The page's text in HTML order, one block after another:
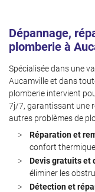
Dépannage,
plomberie à
Spécialisée dans une
Aucamville et dans
plomberie intervient
7j/7, garantissant une
autres problèmes de
Réparation et
confort
Devis gratuits et
éliminer les
Détection et